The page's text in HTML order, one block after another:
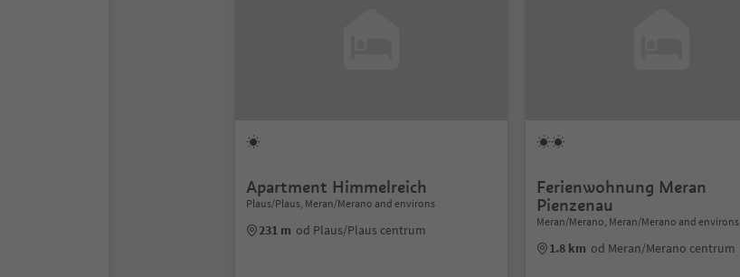
Apartment Himmelreich
Plaus/Plaus, Meran/Merano and environs
231 m od Plaus/Plaus centrum
Ferienwohnung Meran
Pienzenau
Meran/Merano, Meran/Merano and environs
1.8 km od Meran/Merano centrum